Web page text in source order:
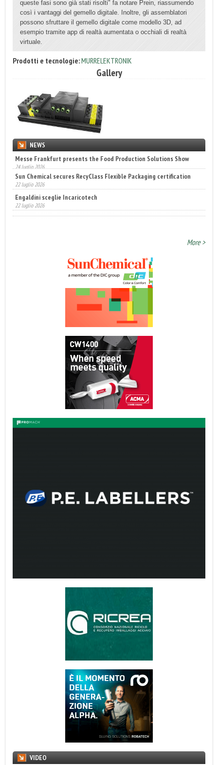
queste fasi sono già stati risolti" fa notare Prein, riassumendo
così i vantaggi del gemello digitale. Inoltre, gli assemblatori
possono sfruttare il gemello digitale come modello 3D, ad
esempio tramite app di realtà aumentata o occhiali di realtà
virtuale.
Prodotti e tecnologie:MURRELEKTRONIK
Gallery
NEWS
Sun Chemical secures RecyClass Flexible Packaging certification
22 luglio 2026
Engaldini sceglie Incaricotech
22 luglio 2026
Annunciati i finalisti dei Diamonds Awards 2026 di FTA Europe
14 luglio 2026
More >
VIDEO